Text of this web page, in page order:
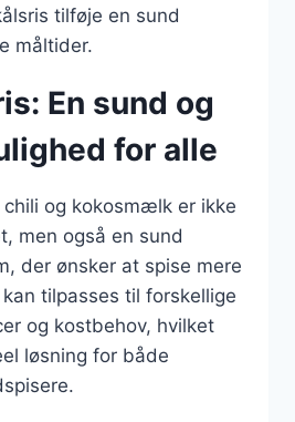
tilføje en sund
måltider.
En sund og
for alle
chili og kokosmælk er ikke
men også en sund
der ønsker at spise mere
tilpasses til forskellige
og kostbehov, hvilket
løsning for både